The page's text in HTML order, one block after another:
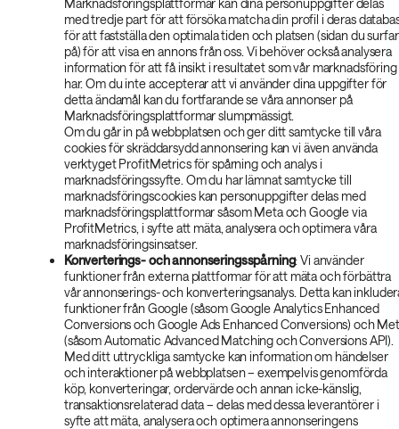
Marknadsföringsplattformar kan dina personuppgifter delas
med tredje part för att försöka matcha din profil i deras
för att fastställa den optimala tiden och platsen (sidan du surfar
på) för att visa en annons från oss. Vi behöver också analysera
information för att få insikt i resultatet som vår marknadsföring
har. Om du inte accepterar att vi använder dina uppgifter för
detta ändamål kan du fortfarande se våra annonser på
Marknadsföringsplattformar slumpmässigt.
Om du går in på webbplatsen och ger ditt samtycke till våra
cookies för skräddarsydd annonsering kan vi även använda
verktyget ProfitMetrics för spårning och analys i
marknadsföringssyfte. Om du har lämnat samtycke till
marknadsföringscookies kan personuppgifter delas med
marknadsföringsplattformar såsom Meta och Google via
ProfitMetrics, i syfte att mäta, analysera och optimera våra
marknadsföringsinsatser.
Konverterings- och annonseringsspårning: Vi använder
funktioner från externa plattformar för att mäta och förbättra
vår annonserings- och konverteringsanalys. Detta kan
funktioner från Google (såsom Google Analytics Enhanced
Conversions och Google Ads Enhanced Conversions) och
(såsom Automatic Advanced Matching och Conversions API).
Med ditt uttryckliga samtycke kan information om händelser
och interaktioner på webbplatsen – exempelvis genomförda
köp, konverteringar, ordervärde och annan icke-känslig,
transaktionsrelaterad data – delas med dessa leverantörer i
syfte att mäta, analysera och optimera annonseringens